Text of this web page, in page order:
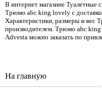
В интернет магазине Туалетные
Трюмо abc king lovely с
Характеристики, размеры и
производителем. Трюмо abc
Advesta можно заказать по
На главную